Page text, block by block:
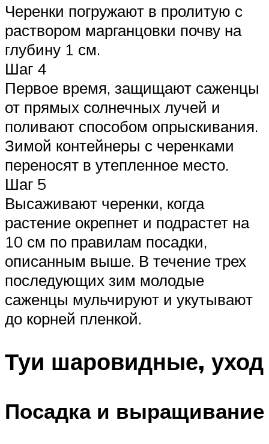
Черенки погружают в пролитую с
раствором марганцовки почву на
глубину 1 см.
Шаг 4
Первое время, защищают саженцы
от прямых солнечных лучей и
поливают способом опрыскивания.
Зимой контейнеры с черенками
переносят в утепленное место.
Шаг 5
Высаживают черенки, когда
растение окрепнет и подрастет на
10 см по правилам посадки,
описанным выше. В течение трех
последующих зим молодые
саженцы мульчируют и укутывают
до корней пленкой.
Туи шаровидные, уход
Посадка и выращивание